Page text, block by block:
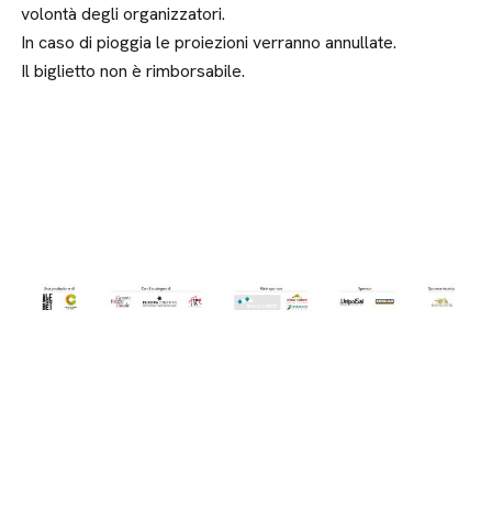
volontà degli organizzatori.
In caso di pioggia le proiezioni verranno annullate.
Il biglietto non è rimborsabile.